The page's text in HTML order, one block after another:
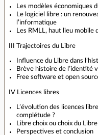
Les modèles économiques
Le logiciel libre : un
l’informatique
Les RMLL, haut lieu mobile
III Trajectoires du Libre
Influence du Libre dans
Brève histoire de l’identité
Free software et open
IV Licences libres
L’évolution des licences
complétude ?
Libre choix ou choix du Libre
Perspectives et conclusion